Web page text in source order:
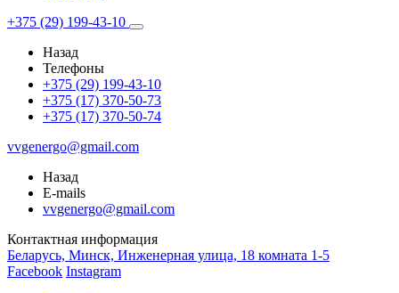
+375 (29) 199-43-10
Назад
Телефоны
+375 (29) 199-43-10
+375 (17) 370-50-73
+375 (17) 370-50-74
vvgenergo@gmail.com
Назад
E-mails
vvgenergo@gmail.com
Контактная информация
Беларусь, Минск, Инженерная улица, 18 комната 1-5
Facebook Instagram